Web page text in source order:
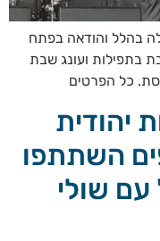
בהלל והודאה בפתח
בתפילות ועונג שבת
כל הפרטים
יהודית
השתתפו
שולי